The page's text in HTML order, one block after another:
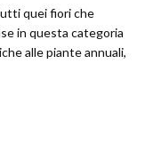
quei fiori che
in questa categoria
alle piante annuali,